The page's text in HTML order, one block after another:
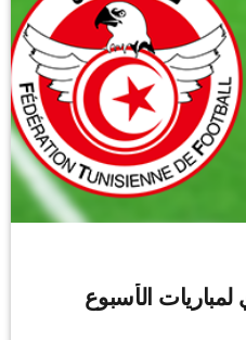
لمباريات الأسبوع